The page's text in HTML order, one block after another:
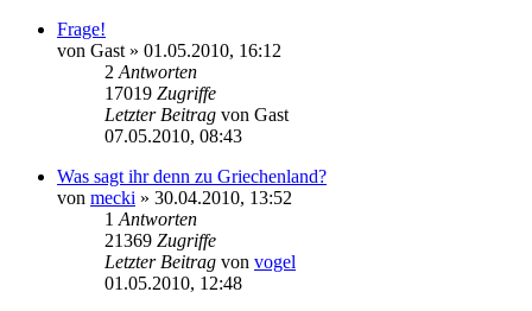
Frage!
von Gast » 01.05.2010, 16:12
2 Antworten
17019 Zugriffe
Letzter Beitrag von Gast
07.05.2010, 08:43
Was sagt ihr denn zu Griechenland?
von mecki » 30.04.2010, 13:52
1 Antworten
21369 Zugriffe
Letzter Beitrag von vogel
01.05.2010, 12:48